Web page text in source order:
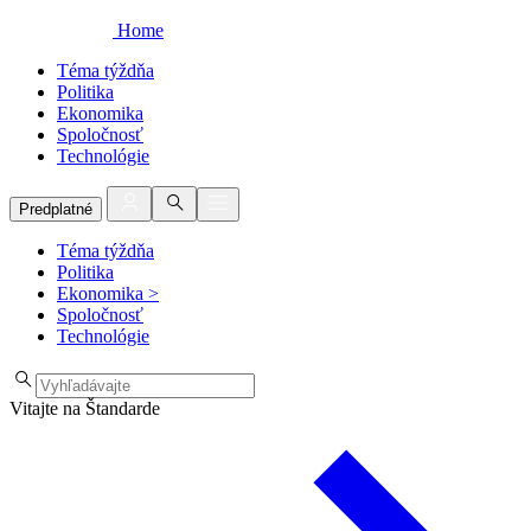
Home
Téma týždňa
Politika
Ekonomika
Spoločnosť
Technológie
Predplatné
Téma týždňa
Politika
Ekonomika >
Spoločnosť
Technológie
Vitajte na Štandarde